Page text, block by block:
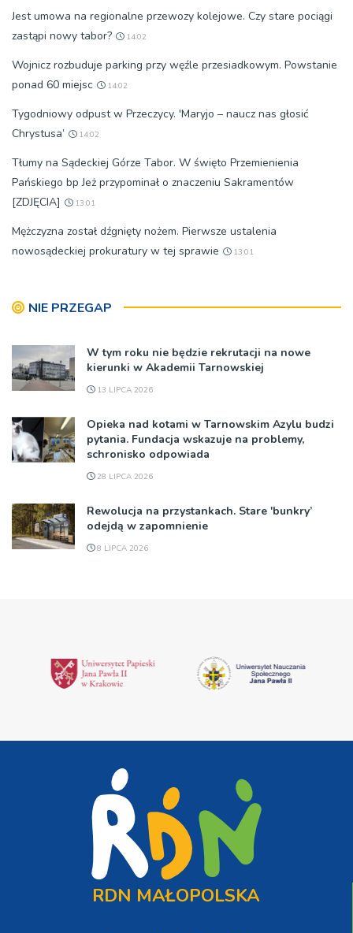
Jest umowa na regionalne przewozy kolejowe. Czy stare pociągi
zastąpi nowy tabor?
14:02
Wojnicz rozbuduje parking przy węźle przesiadkowym. Powstanie
ponad 60 miejsc
14:02
Tygodniowy odpust w Przeczycy. 'Maryjo – naucz nas głosić
Chrystusa’
14:02
Tłumy na Sądeckiej Górze Tabor. W święto Przemienienia
Pańskiego bp Jeż przypominał o znaczeniu Sakramentów
[ZDJĘCIA]
13:01
Mężczyzna został dźgnięty nożem. Pierwsze ustalenia
nowosądeckiej prokuratury w tej sprawie
13:01
NIE PRZEGAP
W tym roku nie będzie rekrutacji na nowe
kierunki w Akademii Tarnowskiej
13 LIPCA 2026
Opieka nad kotami w Tarnowskim Azylu budzi
pytania. Fundacja wskazuje na problemy,
schronisko odpowiada
28 LIPCA 2026
Rewolucja na przystankach. Stare 'bunkry’
odejdą w zapomnienie
8 LIPCA 2026
RDN MAŁOPOLSKA